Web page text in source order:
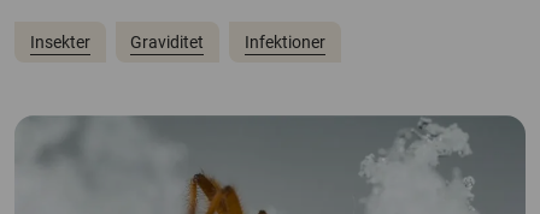
Insekter Graviditet Infektioner